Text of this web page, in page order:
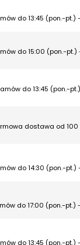
do 13:45 (pon.-pt.)
do 15:00 (pon.-pt.)
do 13:45 (pon.-
dostawa od 100
do 14:30 (pon.-pt.)
do 17:00 (pon.-pt.)
do 13:45 (pon.-pt.)